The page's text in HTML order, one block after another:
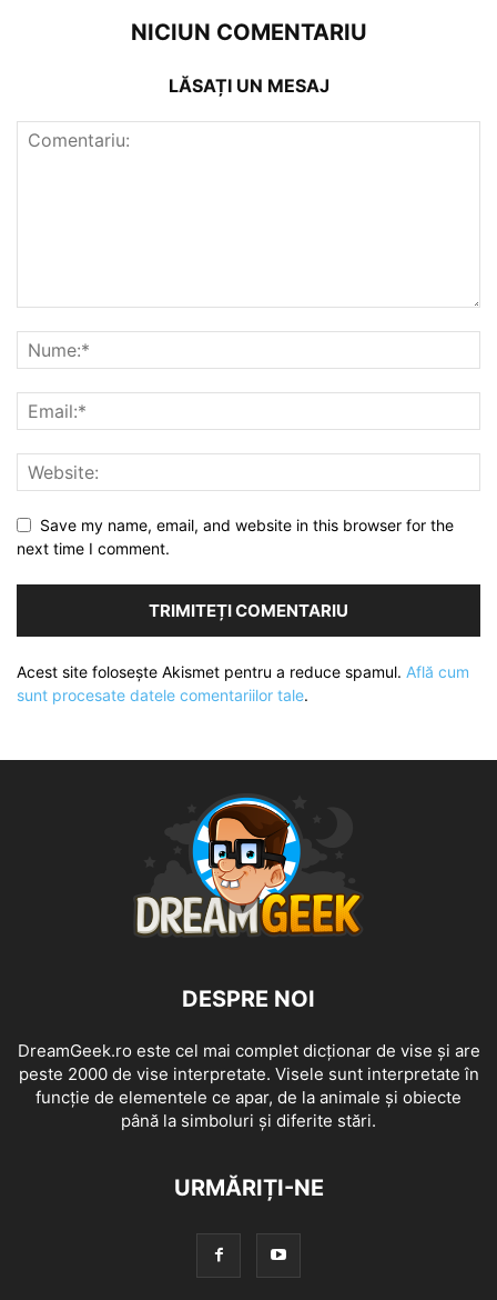
NICIUN COMENTARIU
LĂSAȚI UN MESAJ
Save my name, email, and website in this browser for the
next time I comment.
Acest site folosește Akismet pentru a reduce spamul. Află cum
sunt procesate datele comentariilor tale.
DESPRE NOI
DreamGeek.ro este cel mai complet dicționar de vise și are
peste 2000 de vise interpretate. Visele sunt interpretate în
funcție de elementele ce apar, de la animale și obiecte
până la simboluri și diferite stări.
URMĂRIȚI-NE